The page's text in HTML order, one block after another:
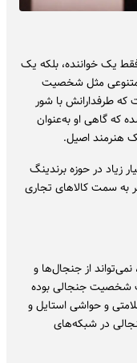
یک خواننده، بلکه یک
متنوعی مثل شخصیت
که طرفدارانش با شور
که گاهی او به‌عنوان
هنرمند اصیل.
زیاد در حوزه برندینگ
به سمت کالاهای تجاری
از جنجال‌ها و
شخصیت جنجالی بوده
و حواشی استایل و
در شبکه‌های